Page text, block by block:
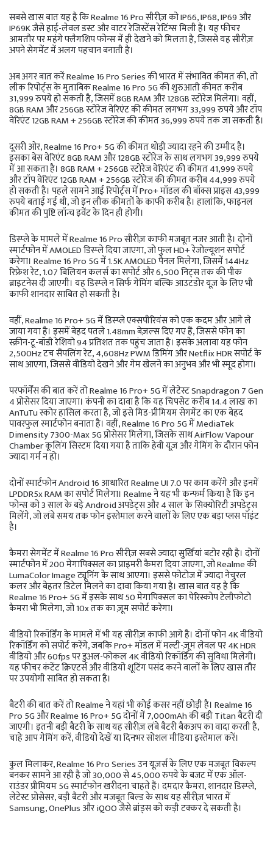
सबसे खास बात यह है कि Realme 16 Pro सीरीज़ को IP66, IP68, IP69 और
IP69K जैसे हाई-लेवल डस्ट और वाटर रेजिस्टेंस रेटिंग्स मिली हैं। यह फीचर
आमतौर पर महंगे फ्लैगशिप फोन्स में ही देखने को मिलता है, जिससे यह सीरीज़
अपने सेगमेंट में अलग पहचान बनाती है।
अब अगर बात करें Realme 16 Pro Series की भारत में संभावित कीमत की, तो
लीक रिपोर्ट्स के मुताबिक Realme 16 Pro 5G की शुरुआती कीमत करीब
31,999 रुपये हो सकती है, जिसमें 8GB RAM और 128GB स्टोरेज मिलेगा। वहीं,
8GB RAM और 256GB स्टोरेज वेरिएंट की कीमत लगभग 33,999 रुपये और टॉप
वेरिएंट 12GB RAM + 256GB स्टोरेज की कीमत 36,999 रुपये तक जा सकती है।
दूसरी ओर, Realme 16 Pro+ 5G की कीमत थोड़ी ज्यादा रहने की उम्मीद है।
इसका बेस वेरिएंट 8GB RAM और 128GB स्टोरेज के साथ लगभग 39,999 रुपये
में आ सकता है। 8GB RAM + 256GB स्टोरेज वेरिएंट की कीमत 41,999 रुपये
और टॉप वेरिएंट 12GB RAM + 256GB स्टोरेज की कीमत करीब 44,999 रुपये
हो सकती है। पहले सामने आई रिपोर्ट्स में Pro+ मॉडल की बॉक्स प्राइस 43,999
रुपये बताई गई थी, जो इन लीक कीमतों के काफी करीब है। हालांकि, फाइनल
कीमत की पुष्टि लॉन्च इवेंट के दिन ही होगी।
डिस्प्ले के मामले में Realme 16 Pro सीरीज़ काफी मजबूत नजर आती है। दोनों
स्मार्टफोन में AMOLED डिस्प्ले दिया जाएगा, जो फुल HD+ रेजोल्यूशन सपोर्ट
करेगा। Realme 16 Pro 5G में 1.5K AMOLED पैनल मिलेगा, जिसमें 144Hz
रिफ्रेश रेट, 1.07 बिलियन कलर्स का सपोर्ट और 6,500 निट्स तक की पीक
ब्राइटनेस दी जाएगी। यह डिस्प्ले न सिर्फ गेमिंग बल्कि आउटडोर यूज़ के लिए भी
काफी शानदार साबित हो सकती है।
वहीं, Realme 16 Pro+ 5G में डिस्प्ले एक्सपीरियंस को एक कदम और आगे ले
जाया गया है। इसमें बेहद पतले 1.48mm बेज़ल्स दिए गए हैं, जिससे फोन का
स्क्रीन-टू-बॉडी रेशियो 94 प्रतिशत तक पहुंच जाता है। इसके अलावा यह फोन
2,500Hz टच सैंपलिंग रेट, 4,608Hz PWM डिमिंग और Netflix HDR सपोर्ट के
साथ आएगा, जिससे वीडियो देखने और गेम खेलने का अनुभव और भी स्मूद होगा।
परफॉर्मेंस की बात करें तो Realme 16 Pro+ 5G में लेटेस्ट Snapdragon 7 Gen
4 प्रोसेसर दिया जाएगा। कंपनी का दावा है कि यह चिपसेट करीब 14.4 लाख का
AnTuTu स्कोर हासिल करता है, जो इसे मिड-प्रीमियम सेगमेंट का एक बेहद
पावरफुल स्मार्टफोन बनाता है। वहीं, Realme 16 Pro 5G में MediaTek
Dimensity 7300-Max 5G प्रोसेसर मिलेगा, जिसके साथ AirFlow Vapour
Chamber कूलिंग सिस्टम दिया गया है ताकि हेवी यूज़ और गेमिंग के दौरान फोन
ज्यादा गर्म न हो।
दोनों स्मार्टफोन Android 16 आधारित Realme UI 7.0 पर काम करेंगे और इनमें
LPDDR5x RAM का सपोर्ट मिलेगा। Realme ने यह भी कन्फर्म किया है कि इन
फोन्स को 3 साल के बड़े Android अपडेट्स और 4 साल के सिक्योरिटी अपडेट्स
मिलेंगे, जो लंबे समय तक फोन इस्तेमाल करने वालों के लिए एक बड़ा प्लस पॉइंट
है।
कैमरा सेगमेंट में Realme 16 Pro सीरीज़ सबसे ज्यादा सुर्खियां बटोर रही है। दोनों
स्मार्टफोन में 200 मेगापिक्सल का प्राइमरी कैमरा दिया जाएगा, जो Realme की
LumaColor Image ट्यूनिंग के साथ आएगा। इससे फोटोज में ज्यादा नेचुरल
कलर और बेहतर डिटेल मिलने का दावा किया गया है। खास बात यह है कि
Realme 16 Pro+ 5G में इसके साथ 50 मेगापिक्सल का पेरिस्कोप टेलीफोटो
कैमरा भी मिलेगा, जो 10x तक का ज़ूम सपोर्ट करेगा।
वीडियो रिकॉर्डिंग के मामले में भी यह सीरीज़ काफी आगे है। दोनों फोन 4K वीडियो
रिकॉर्डिंग को सपोर्ट करेंगे, जबकि Pro+ मॉडल में मल्टी-ज़ूम लेवल पर 4K HDR
वीडियो और 60fps पर डुअल-फोकल 4K वीडियो रिकॉर्डिंग की सुविधा मिलेगी।
यह फीचर कंटेंट क्रिएटर्स और वीडियो शूटिंग पसंद करने वालों के लिए खास तौर
पर उपयोगी साबित हो सकता है।
बैटरी की बात करें तो Realme ने यहां भी कोई कसर नहीं छोड़ी है। Realme 16
Pro 5G और Realme 16 Pro+ 5G दोनों में 7,000mAh की बड़ी Titan बैटरी दी
जाएगी। इतनी बड़ी बैटरी के साथ यह सीरीज़ लंबे बैटरी बैकअप का वादा करती है,
चाहे आप गेमिंग करें, वीडियो देखें या दिनभर सोशल मीडिया इस्तेमाल करें।
कुल मिलाकर, Realme 16 Pro Series उन यूज़र्स के लिए एक मजबूत विकल्प
बनकर सामने आ रही है जो 30,000 से 45,000 रुपये के बजट में एक ऑल-
राउंडर प्रीमियम 5G स्मार्टफोन खरीदना चाहते हैं। दमदार कैमरा, शानदार डिस्प्ले,
लेटेस्ट प्रोसेसर, बड़ी बैटरी और मजबूत बिल्ड के साथ यह सीरीज़ भारत में
Samsung, OnePlus और iQOO जैसे ब्रांड्स को कड़ी टक्कर दे सकती है।